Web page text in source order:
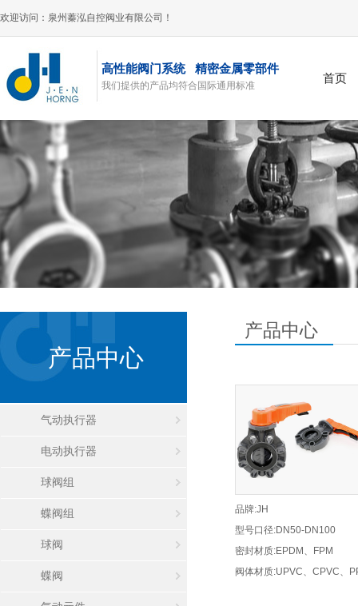
欢迎访问：泉州蓁泓自控阀业有限公司！
高性能阀门系统 精密金属零部件
我们提供的产品均符合国际通用标准
首页
风阀
产品中心
气动执行器
电动执行器
球阀组
蝶阀组
球阀
蝶阀
产品中心
品牌:JH
型号口径:DN50-DN100
密封材质:EPDM、FPM
阀体材质:UPVC、CPVC、